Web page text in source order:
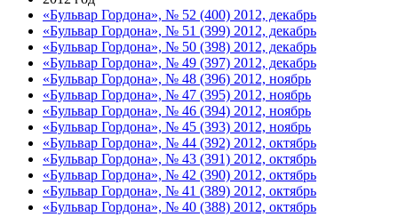
«Бульвар Гордона», № 52 (400) 2012, декабрь
«Бульвар Гордона», № 51 (399) 2012, декабрь
«Бульвар Гордона», № 50 (398) 2012, декабрь
«Бульвар Гордона», № 49 (397) 2012, декабрь
«Бульвар Гордона», № 48 (396) 2012, ноябрь
«Бульвар Гордона», № 47 (395) 2012, ноябрь
«Бульвар Гордона», № 46 (394) 2012, ноябрь
«Бульвар Гордона», № 45 (393) 2012, ноябрь
«Бульвар Гордона», № 44 (392) 2012, октябрь
«Бульвар Гордона», № 43 (391) 2012, октябрь
«Бульвар Гордона», № 42 (390) 2012, октябрь
«Бульвар Гордона», № 41 (389) 2012, октябрь
«Бульвар Гордона», № 40 (388) 2012, октябрь